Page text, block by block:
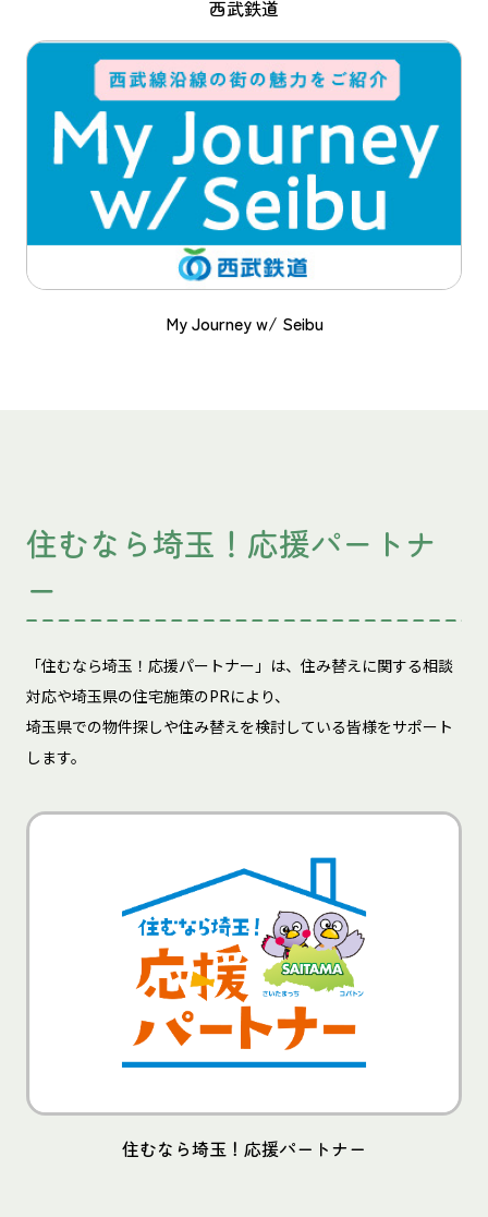
西武鉄道
My Journey w/ Seibu
住むなら埼玉！応援パートナ
ー
「住むなら埼玉！応援パートナー」は、住み替えに関する相談
対応や埼玉県の住宅施策のPRにより、
埼玉県での物件探しや住み替えを検討している皆様をサポート
します。
住むなら埼玉！応援パートナー